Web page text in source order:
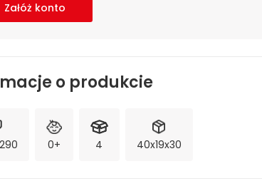
Załóż konto
o produkcie
0+ 4 40x19x30